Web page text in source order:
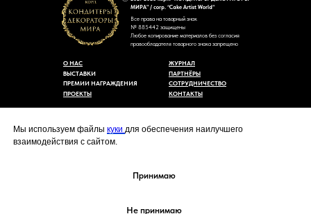
Мы используем файлы куки для обеспечения наилучшего
взаимодействия с сайтом.
Принимаю
Не принимаю
МИРА" / corp. “Cake Artist World”
Все права на товарный знак
№ 885442 защищены
Любое копирование материалов без согласия
правообладателя товарного знака запрещено
cakeartistworld@mail.ru
КОНТАКТЫ
СОТРУДНИЧЕСТВО
ЖУРНАЛ
ПАРТНЁРЫ
ПРЕМИИ НАГРАЖДЕНИЯ
ПРОЕКТЫ
ВЫСТАВКИ
О НАС
Политика конфиденциальности
Согласие на обработку персональных данных